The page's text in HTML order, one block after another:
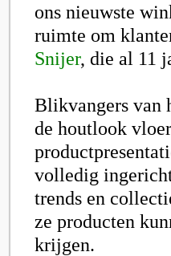
ons nieuwste
ruimte om
Snijer, die al 11
Blikvangers van
de houtlook
volledig
trends en
ze producten
krijgen.